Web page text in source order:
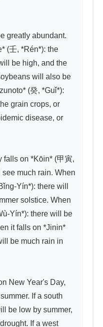
greatly abundant.
(壬, *Rén*): the
be high, and the
will also be
(癸, *Guǐ*):
grain crops, or
disease, or
falls on *Kōin* (甲寅,
much rain. When
Yín*): there will
solstice. When
Yín*): there will be
it falls on *Jinin*
be much rain in
New Year's Day,
If a south
be low by summer,
If a west